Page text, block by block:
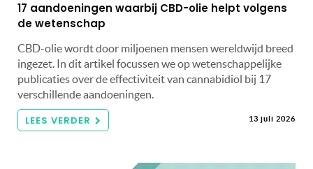
17 aandoeningen waarbij CBD-olie helpt volgens
de wetenschap
CBD-olie wordt door miljoenen mensen wereldwijd breed
ingezet. In dit artikel focussen we op wetenschappelijke
publicaties over de effectiviteit van cannabidiol bij 17
verschillende aandoeningen.
LEES VERDER 13 juli 2026